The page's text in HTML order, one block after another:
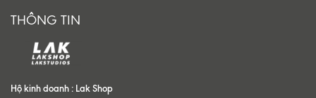
THÔNG TIN
Hộ kinh doanh : Lak Shop